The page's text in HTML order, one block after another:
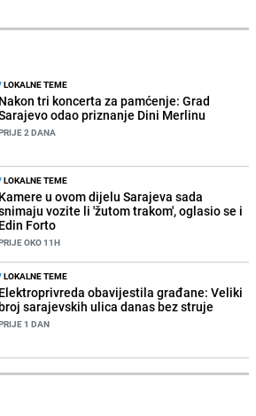
LOKALNE TEME
Nakon tri koncerta za pamćenje: Grad
odao priznanje Dini Merlinu
2 DANA
LOKALNE TEME
Kamere u ovom dijelu Sarajeva sada
vozite li 'žutom trakom', oglasio se i
Edin Forto
OKO 11H
LOKALNE TEME
Elektroprivreda obavijestila građane: Veliki
sarajevskih ulica danas bez struje
1 DAN